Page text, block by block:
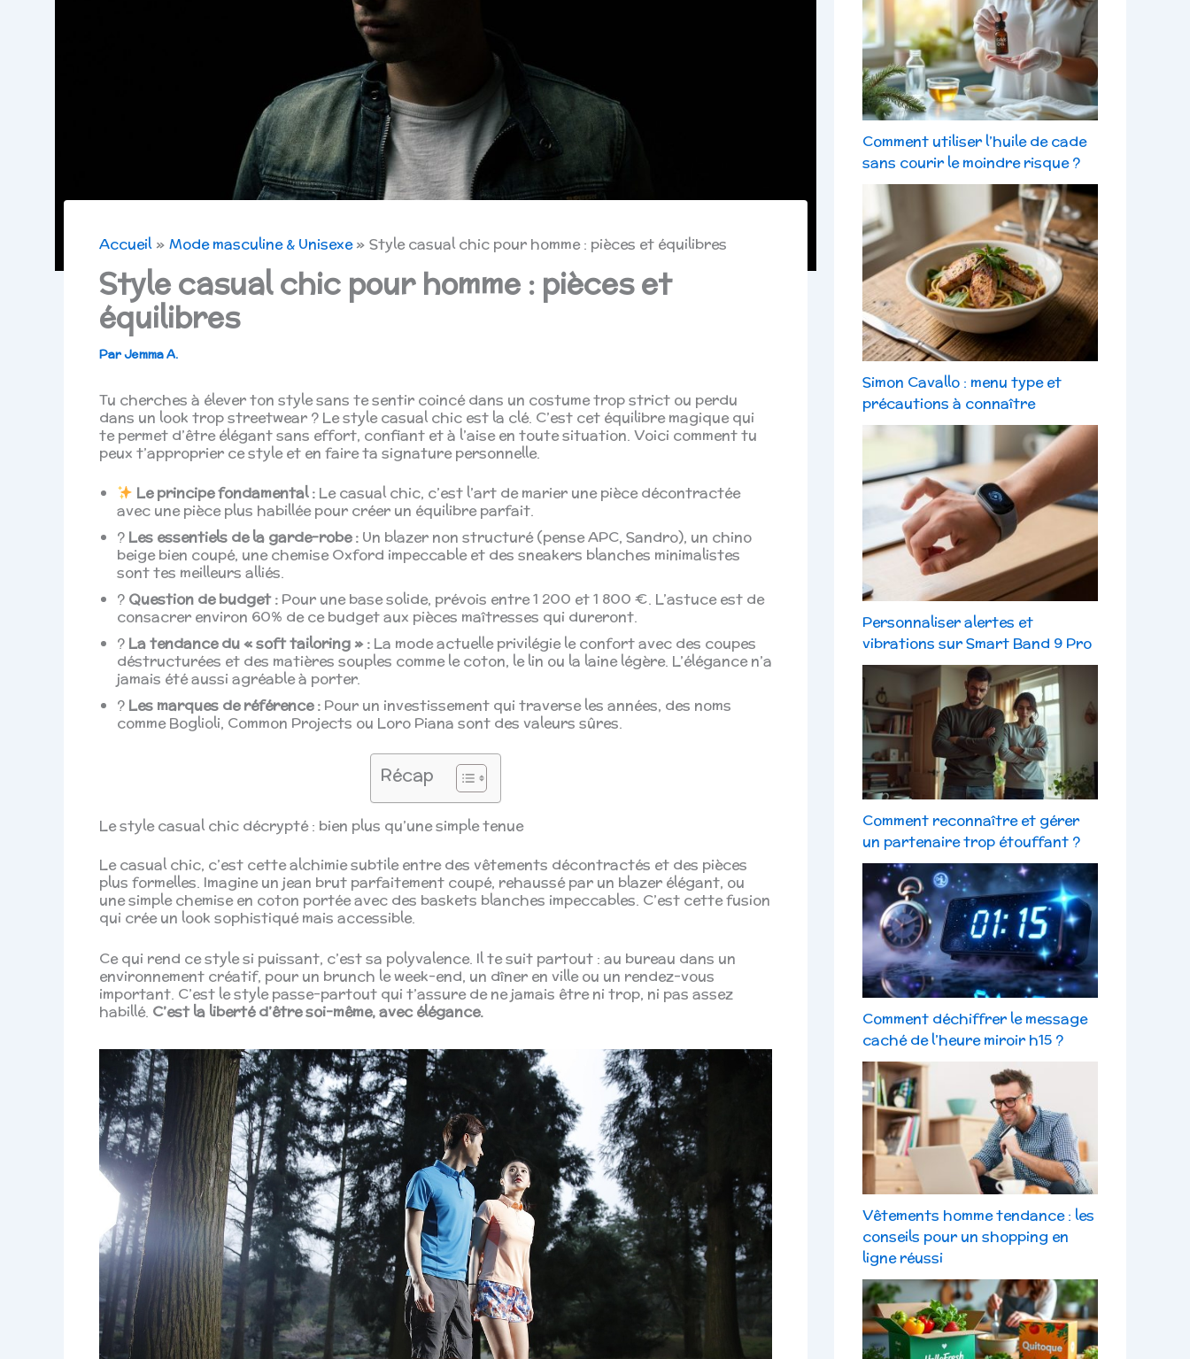
Accueil Mode masculine & Unisexe Style casual chic pour homme : pièces et équilibres
Style casual chic pour homme : pièces et
équilibres
ParJemma A.
Tu cherches à élever ton style sans te sentir coincé dans un costume trop strict ou perdu
dans un look trop streetwear ? Le style casual chic est la clé. C’est cet équilibre magique qui
te permet d’être élégant sans effort, confiant et à l’aise en toute situation. Voici comment tu
peux t’approprier ce style et en faire ta signature personnelle.
Le principe fondamental : Le casual chic, c’est l’art de marier une pièce décontractée
avec une pièce plus habillée pour créer un équilibre parfait.
? Les essentiels de la garde-robe : Un blazer non structuré (pense APC, Sandro), un chino
beige bien coupé, une chemise Oxford impeccable et des sneakers blanches minimalistes
sont tes meilleurs alliés.
? Question de budget : Pour une base solide, prévois entre 1 200 et 1 800 €. L’astuce est de
consacrer environ 60% de ce budget aux pièces maîtresses qui dureront.
? La tendance du « soft tailoring » : La mode actuelle privilégie le confort avec des coupes
déstructurées et des matières souples comme le coton, le lin ou la laine légère. L’élégance n’a
jamais été aussi agréable à porter.
? Les marques de référence : Pour un investissement qui traverse les années, des noms
comme Boglioli, Common Projects ou Loro Piana sont des valeurs sûres.
Récap
Le style casual chic décrypté : bien plus qu’une simple tenue
Le casual chic, c’est cette alchimie subtile entre des vêtements décontractés et des pièces
plus formelles. Imagine un jean brut parfaitement coupé, rehaussé par un blazer élégant, ou
une simple chemise en coton portée avec des baskets blanches impeccables. C’est cette fusion
qui crée un look sophistiqué mais accessible.
Ce qui rend ce style si puissant, c’est sa polyvalence. Il te suit partout : au bureau dans un
environnement créatif, pour un brunch le week-end, un dîner en ville ou un rendez-vous
important. C’est le style passe-partout qui t’assure de ne jamais être ni trop, ni pas assez
habillé. C’est la liberté d’être soi-même, avec élégance.
Comment utiliser l’huile de cade
sans courir le moindre risque ?
Simon Cavallo : menu type et
précautions à connaître
Personnaliser alertes et
vibrations sur Smart Band 9 Pro
Comment reconnaître et gérer
un partenaire trop étouffant ?
Comment déchiffrer le message
caché de l’heure miroir h15 ?
Vêtements homme tendance : les
conseils pour un shopping en
ligne réussi